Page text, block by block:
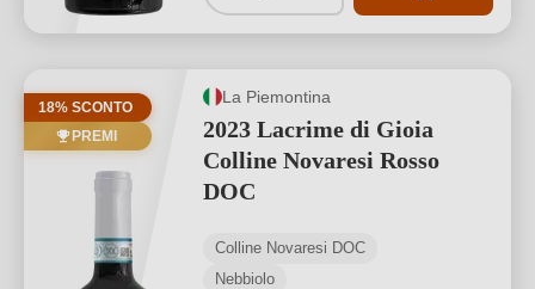
18% SCONTO
PREMI
La Piemontina
2023 Lacrime di Gioia
Colline Novaresi Rosso
DOC
Colline Novaresi DOC
Nebbiolo